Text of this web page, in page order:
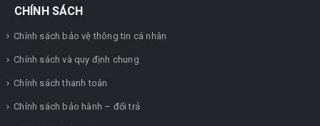
CHÍNH SÁCH
Chính sách bảo vệ thông tin cá nhân
Chính sách và quy định chung
Chính sách thanh toán
Chính sách bảo hành – đổi trả